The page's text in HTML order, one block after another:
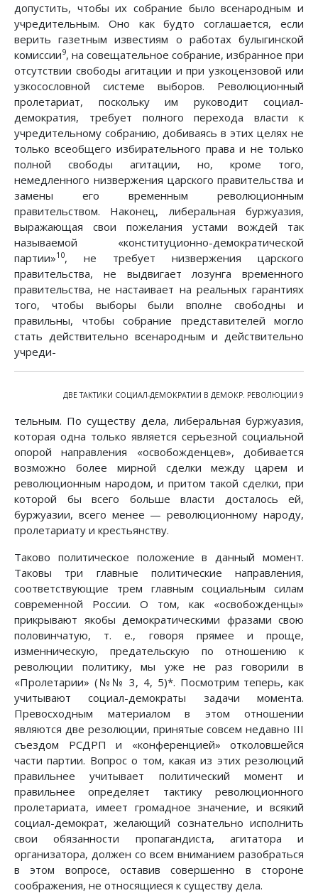
допустить, чтобы их собрание было всенародным и
учредительным. Оно как будто соглашается, если
верить газетным известиям о работах булыгинской
комиссии9, на совещательное собрание, избранное при
отсутствии свободы агитации и при узкоцензовой или
узкосословной системе выборов. Революционный
пролетариат, поскольку им руководит социал-
демократия, требует полного перехода власти к
учредительному собранию, добиваясь в этих целях не
только всеобщего избирательного права и не только
полной свободы агитации, но, кроме того,
немедленного низвержения царского правительства и
замены его временным революционным
правительством. Наконец, либеральная буржуазия,
выражающая свои пожелания устами вождей так
называемой «конституционно-демократической
партии»10, не требует низвержения царского
правительства, не выдвигает лозунга временного
правительства, не настаивает на реальных гарантиях
того, чтобы выборы были вполне свободны и
правильны, чтобы собрание представителей могло
стать действительно всенародным и действительно
учреди-
ДВЕ ТАКТИКИ СОЦИАЛ-ДЕМОКРАТИИ В ДЕМОКР. РЕВОЛЮЦИИ 9
тельным. По существу дела, либеральная буржуазия,
которая одна только является серьезной социальной
опорой направления «освобожденцев», добивается
возможно более мирной сделки между царем и
революционным народом, и притом такой сделки, при
которой бы всего больше власти досталось ей,
буржуазии, всего менее — революционному народу,
пролетариату и крестьянству.
Таково политическое положение в данный момент.
Таковы три главные политические направления,
соответствующие трем главным социальным силам
современной России. О том, как «освобожденцы»
прикрывают якобы демократическими фразами свою
половинчатую, т. е., говоря прямее и проще,
изменническую, предательскую по отношению к
революции политику, мы уже не раз говорили в
«Пролетарии» (№№ 3, 4, 5)*. Посмотрим теперь, как
учитывают социал-демократы задачи момента.
Превосходным материалом в этом отношении
являются две резолюции, принятые совсем недавно III
съездом РСДРП и «конференцией» отколовшейся
части партии. Вопрос о том, какая из этих резолюций
правильнее учитывает политический момент и
правильнее определяет тактику революционного
пролетариата, имеет громадное значение, и всякий
социал-демократ, желающий сознательно исполнить
свои обязанности пропагандиста, агитатора и
организатора, должен со всем вниманием разобраться
в этом вопросе, оставив совершенно в стороне
соображения, не относящиеся к существу дела.